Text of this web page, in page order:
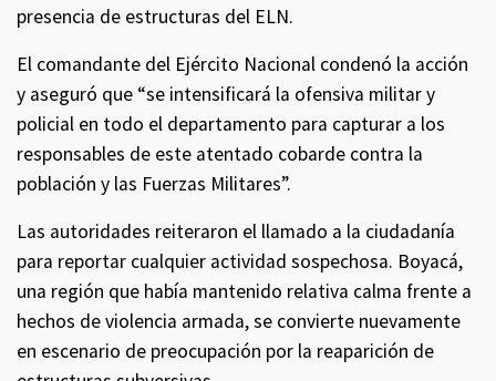
presencia de estructuras del ELN.
El comandante del Ejército Nacional condenó la acción
y aseguró que “se intensificará la ofensiva militar y
policial en todo el departamento para capturar a los
responsables de este atentado cobarde contra la
población y las Fuerzas Militares”.
Las autoridades reiteraron el llamado a la ciudadanía
para reportar cualquier actividad sospechosa. Boyacá,
una región que había mantenido relativa calma frente a
hechos de violencia armada, se convierte nuevamente
en escenario de preocupación por la reaparición de